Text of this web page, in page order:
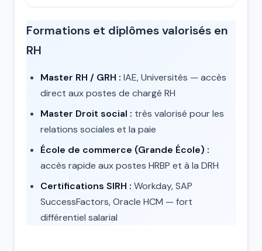
Formations et diplômes valorisés en
RH
Master RH / GRH : IAE, Universités — accès
direct aux postes de chargé RH
Master Droit social : très valorisé pour les
relations sociales et la paie
École de commerce (Grande École) :
accès rapide aux postes HRBP et à la DRH
Certifications SIRH : Workday, SAP
SuccessFactors, Oracle HCM — fort
différentiel salarial